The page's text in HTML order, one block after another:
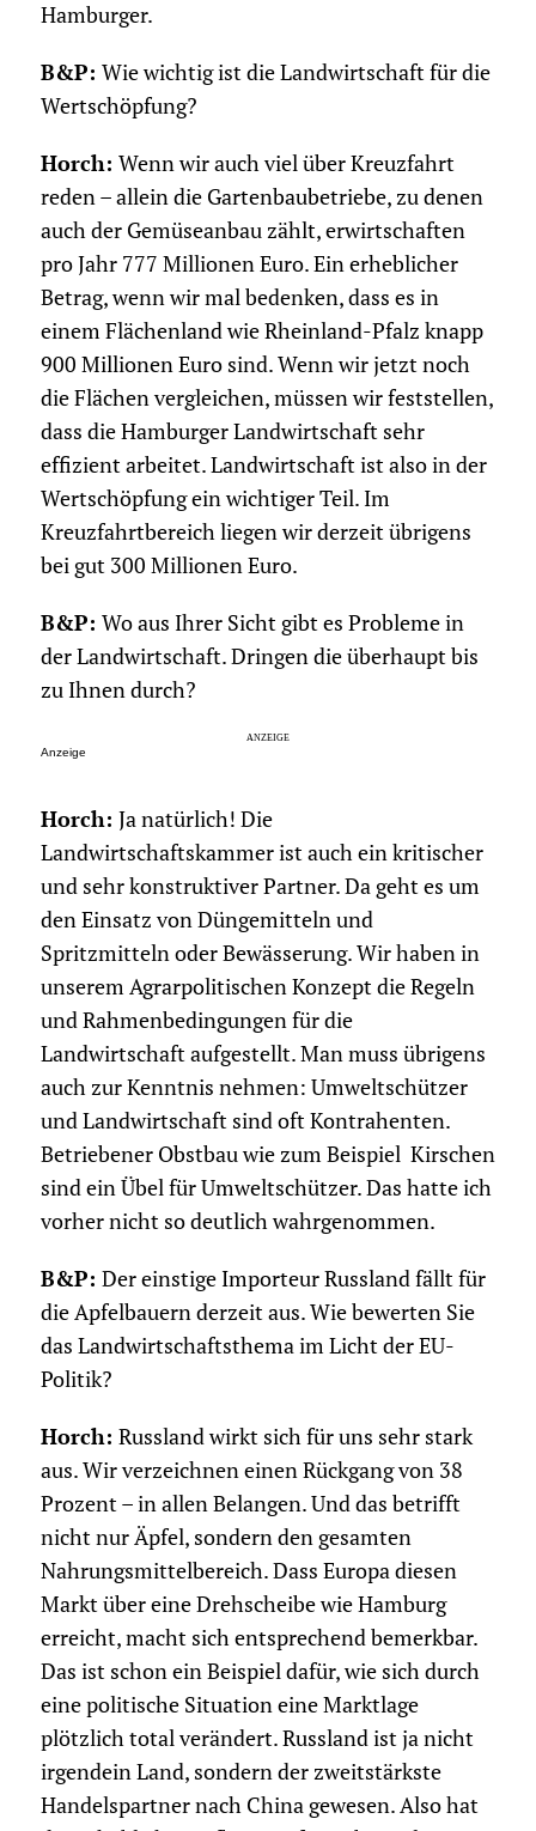
Hamburger.
B&P: Wie wichtig ist die Landwirtschaft für die
Wertschöpfung?
Horch: Wenn wir auch viel über Kreuzfahrt
reden – allein die Gartenbaubetriebe, zu denen
auch der Gemüseanbau zählt, erwirtschaften
pro Jahr 777 Millionen Euro. Ein erheblicher
Betrag, wenn wir mal bedenken, dass es in
einem Flächenland wie Rheinland-Pfalz knapp
900 Millionen Euro sind. Wenn wir jetzt noch
die Flächen vergleichen, müssen wir feststellen,
dass die Hamburger Landwirtschaft sehr
effizient arbeitet. Landwirtschaft ist also in der
Wertschöpfung ein wichtiger Teil. Im
Kreuzfahrtbereich liegen wir derzeit übrigens
bei gut 300 Millionen Euro.
B&P: Wo aus Ihrer Sicht gibt es Probleme in
der Landwirtschaft. Dringen die überhaupt bis
zu Ihnen durch?
Anzeige
Horch: Ja natürlich! Die
Landwirtschaftskammer ist auch ein kritischer
und sehr konstruktiver Partner. Da geht es um
den Einsatz von Düngemitteln und
Spritzmitteln oder Bewässerung. Wir haben in
unserem Agrarpolitischen Konzept die Regeln
und Rahmenbedingungen für die
Landwirtschaft aufgestellt. Man muss übrigens
auch zur Kenntnis nehmen: Umweltschützer
und Landwirtschaft sind oft Kontrahenten.
Betriebener Obstbau wie zum Beispiel Kirschen
sind ein Übel für Umweltschützer. Das hatte ich
vorher nicht so deutlich wahrgenommen.
B&P: Der einstige Importeur Russland fällt für
die Apfelbauern derzeit aus. Wie bewerten Sie
das Landwirtschaftsthema im Licht der EU-
Politik?
Horch: Russland wirkt sich für uns sehr stark
aus. Wir verzeichnen einen Rückgang von 38
Prozent – in allen Belangen. Und das betrifft
nicht nur Äpfel, sondern den gesamten
Nahrungsmittelbereich. Dass Europa diesen
Markt über eine Drehscheibe wie Hamburg
erreicht, macht sich entsprechend bemerkbar.
Das ist schon ein Beispiel dafür, wie sich durch
eine politische Situation eine Marktlage
plötzlich total verändert. Russland ist ja nicht
irgendein Land, sondern der zweitstärkste
Handelspartner nach China gewesen. Also hat